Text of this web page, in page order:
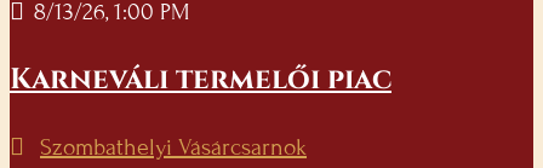
8/13/26, 1:00 PM
Karneváli termelői piac
Szombathelyi Vásárcsarnok